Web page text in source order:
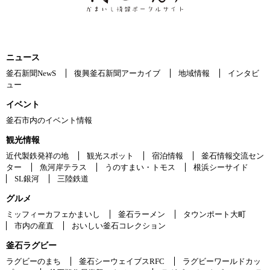
ニュース
釜石新聞NewS
復興釜石新聞アーカイブ 地域情報
インタビ
ュー
イベント
釜石市内のイベント情報
観光情報
近代製鉄発祥の地
観光スポット 宿泊情報
釜石情報交流セン
ター
魚河岸テラス うのすまい・トモス
根浜シーサイド
SL銀河
三陸鉄道
グルメ
ミッフィーカフェかまいし
釜石ラーメン
タウンポート大町
市内の産直
おいしい釜石コレクション
釜石ラグビー
ラグビーのまち
釜石シーウェイブスRFC
ラグビーワールドカッ